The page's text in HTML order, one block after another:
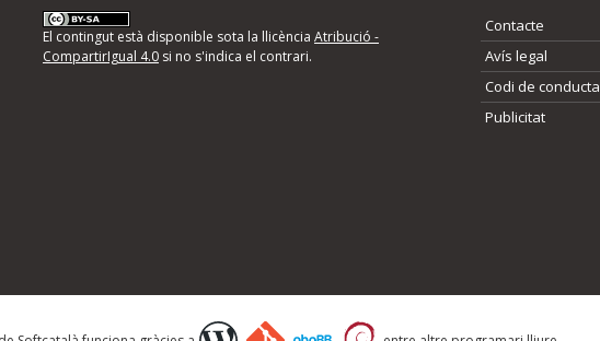
d'errors
següents i descriviu quina és la millora que
El contingut està disponible sota la llicència Atribució -
CompartirIgual 4.0si no s'indica el contrari.
Contacte
Avís legal
Codi de conducta
Publicitat